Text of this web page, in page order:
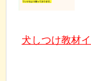
犬しつけ教材